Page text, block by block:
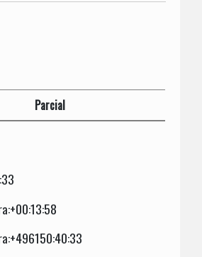
Parcial